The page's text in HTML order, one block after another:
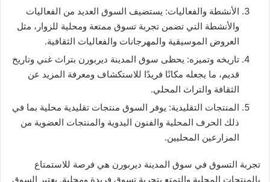
الأنشطة والفعاليات: يستضيف السوق العديد من الفعاليات
والأنشطة التي تضمن تجربة تسوق ممتعة ومحلية للزوار، مثل
العروض الموسيقية والمهرجانات والفعاليات الثقافية.
تاريخه وتميزه: يحظى سوق المدينة ديربورن بتراث غني وتاريخ
قديم، ما يجعله مكانًا فريدًا للاستكشاف ومعرفة المزيد عن
الثقافة والتراث المحلي.
المنتجات التقليدية: يوفر السوق منتجات تقليدية محلية بما في
ذلك الحرف المحلية والفنون اليدوية والمنتجات العضوية من
المزارعين المحليين.
تجربة التسوق في سوق المدينة ديربورن هي فرصة للاستمتاع
بالمنتجات المحلية والتمتع بتجربة تسوق فريدة ومحلية. يعتبر السوق